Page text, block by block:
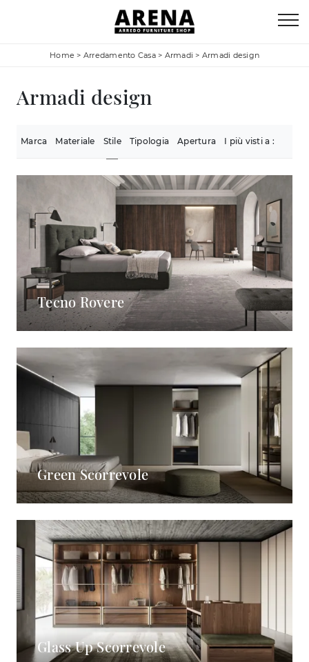
Home > Arredamento Casa> Armadi > Armadi design
Armadi design
Marca Materiale Stile Tipologia Apertura I più visti a :
Tecno Rovere
Green Scorrevole
Glass Up Scorrevole